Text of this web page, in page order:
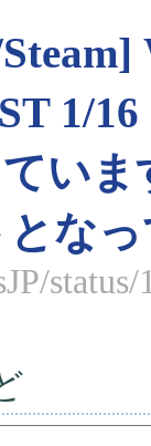
1/
いま
な